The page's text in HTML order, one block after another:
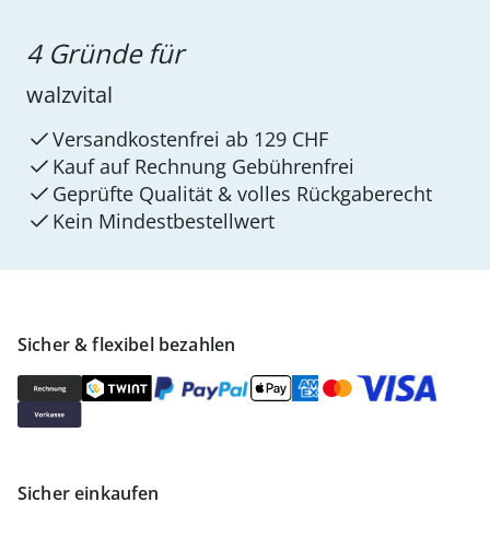
Sicher & flexibel bezahlen
Sicher einkaufen
4 Gründe für
walzvital
Versandkostenfrei ab 129 CHF
Kauf auf Rechnung Gebührenfrei
Geprüfte Qualität & volles Rückgaberecht
Kein Mindest­bestellwert